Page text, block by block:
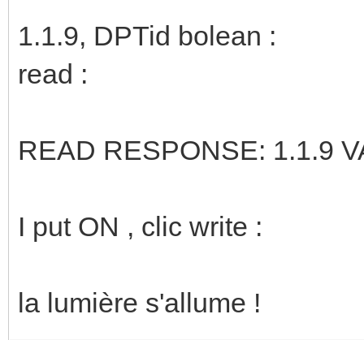
1.1.9, DPTid bolean :
read :
READ RESPONSE: 1.1.9
I put ON , clic write :
la lumière s'allume !